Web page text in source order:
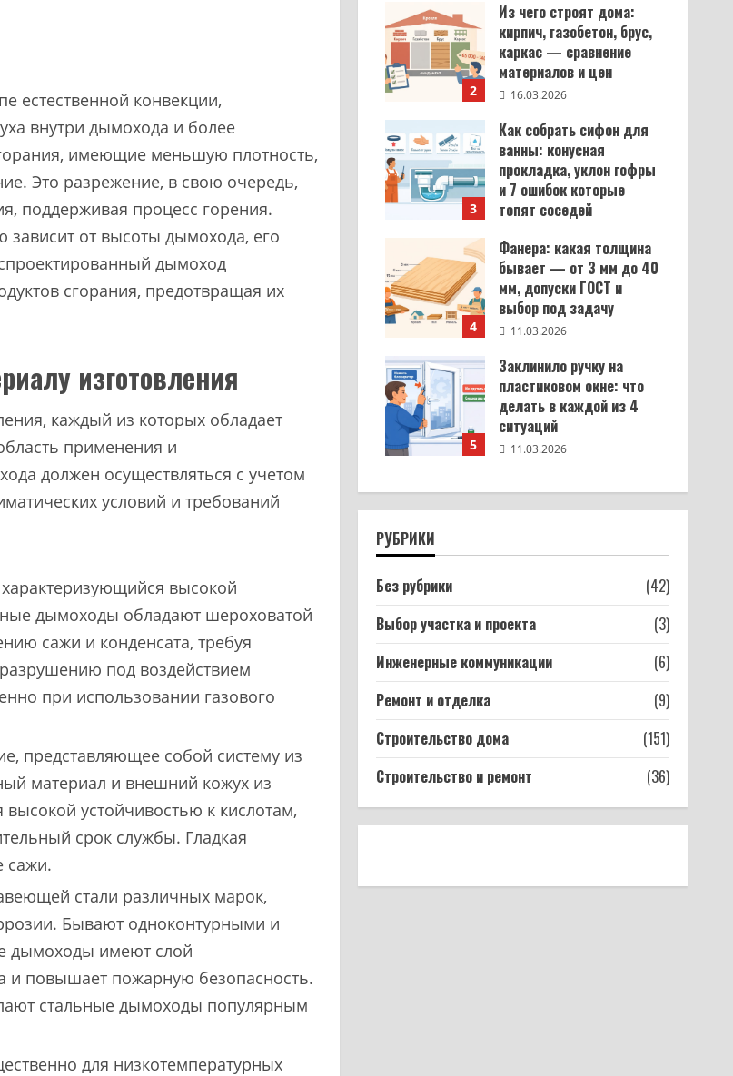
естественной конвекции,
внутри дымохода и более
имеющие меньшую плотность,
Это разрежение, в свою очередь,
поддерживая процесс горения.
зависит от высоты дымохода, его
дымоход
сгорания, предотвращая их
изготовления
каждый из которых обладает
применения и
должен осуществляться с учетом
условий и требований
высокой
дымоходы обладают шероховатой
сажи и конденсата, требуя
под воздействием
при использовании газового
представляющее собой систему из
материал и внешний кожух из
устойчивостью к кислотам,
срок службы. Гладкая
сажи.
стали различных марок,
Бывают одноконтурными и
дымоходы имеют слой
и повышает пожарную безопасность.
стальные дымоходы популярным
для низкотемпературных
2
Из чего строят дома:
кирпич, газобетон, брус,
каркас — сравнение
материалов и цен
16.03.2026
3
Как собрать сифон для
ванны: конусная
прокладка, уклон гофры
и 7 ошибок которые
топят соседей
4
Фанера: какая толщина
бывает — от 3 мм до 40
мм, допуски ГОСТ и
выбор под задачу
11.03.2026
5
Заклинило ручку на
пластиковом окне: что
делать в каждой из 4
ситуаций
11.03.2026
РУБРИКИ
Без рубрики
(42)
Выбор участка и проекта
(3)
Инженерные коммуникации
(6)
Ремонт и отделка
(9)
Строительство дома
(151)
Строительство и ремонт
(36)